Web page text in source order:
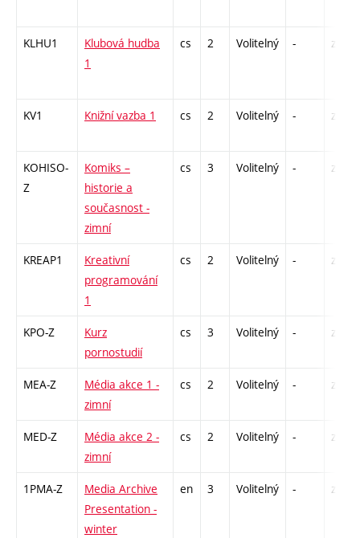
KLHU1
Klubová hudba
1
cs 2 Volitelný - zá
KV1 Knižní vazba 1 cs 2 Volitelný - zá
KOHISO-
Z
Komiks –
historie a
současnost -
zimní
cs 3 Volitelný - zk
KREAP1
Kreativní
programování
1
cs 2 Volitelný - zá
KPO-Z
Kurz
pornostudií
cs 3 Volitelný - zk
MEA-Z
Média akce 1 -
zimní
cs 2 Volitelný - zá
MED-Z
Média akce 2 -
zimní
cs 2 Volitelný - zá
1PMA-Z
Media Archive
Presentation -
winter
en 3 Volitelný - zá